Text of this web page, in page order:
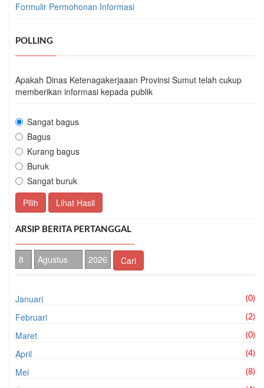
Formulir Permohonan Informasi
POLLING
Apakah Dinas Ketenagakerjaaan Provinsi Sumut telah cukup
memberikan informasi kepada publik
Sangat bagus
Bagus
Kurang bagus
Buruk
Sangat buruk
Pilih
Lihat Hasil
ARSIP BERITA PERTANGGAL
Cari
Januari (0)
Februari (2)
Maret (0)
April (4)
Mei (8)